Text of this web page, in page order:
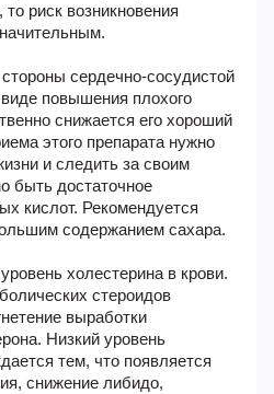
риск возникновения
сердечно-сосудистой
повышения плохого
снижается его хороший
этого препарата нужно
и следить за своим
быть достаточное
кислот. Рекомендуется
содержанием сахара.
холестерина в крови.
стероидов
выработки
Низкий уровень
тем, что появляется
снижение либидо,